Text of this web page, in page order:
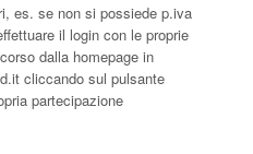
es. se non si possiede p.iva
il login con le proprie
dalla homepage in
cliccando sul pulsante
partecipazione